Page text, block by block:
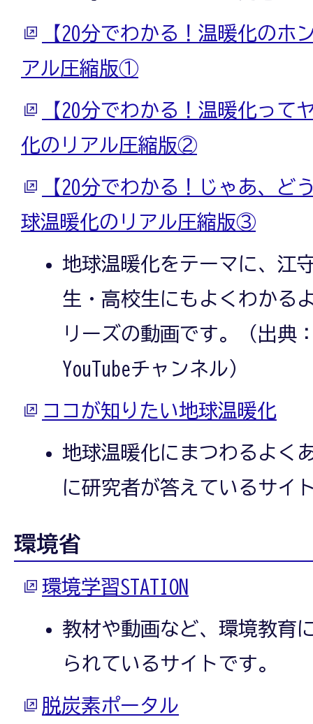
【20分でわかる！温暖化のホ
アル圧縮版①
【20分でわかる！温暖化って
化のリアル圧縮版②
【20分でわかる！じゃあ、ど
球温暖化のリアル圧縮版③
地球温暖化をテーマに、江
生・高校生にもよくわかる
リーズの動画です。（出典
YouTubeチャンネル）
ココが知りたい地球温暖化
地球温暖化にまつわるよく
に研究者が答えているサイ
環境省
環境学習STATION
教材や動画など、環境教育
られているサイトです。
脱炭素ポータル